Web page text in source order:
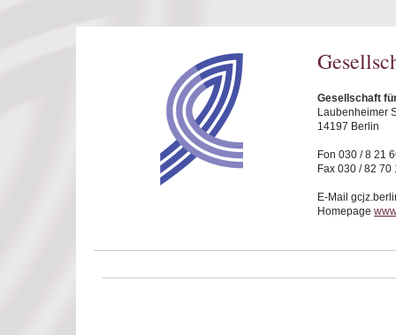
Gesellschaft
Laubenheimer
14197 Berlin
Fon 030 / 8 21
Fax 030 / 82 70
E-Mail
Homepage